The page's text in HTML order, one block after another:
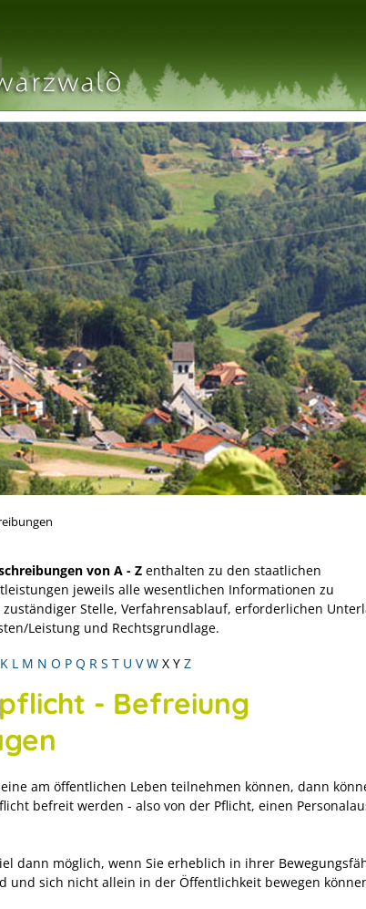
von A - Z enthalten zu den staatlichen
jeweils alle wesentlichen Informationen zu
zuständiger Stelle, Verfahrensablauf, erforderlichen
Leistung und Rechtsgrundlage.
K L M N O P Q R S T U V W X Y Z
- Befreiung
am öffentlichen Leben teilnehmen können, dann
befreit werden - also von der Pflicht, einen
dann möglich, wenn Sie erheblich in ihrer
und sich nicht allein in der Öffentlichkeit bewegen